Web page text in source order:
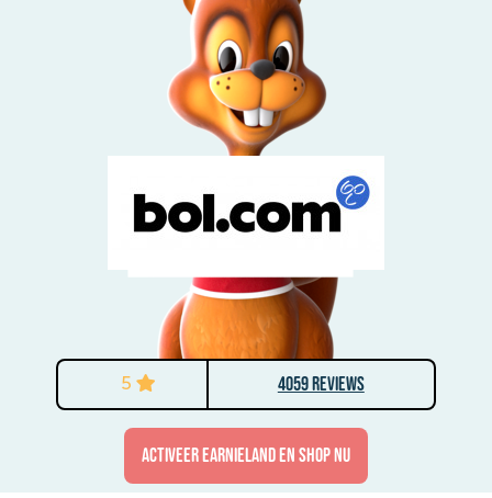
5 4059 Reviews
activeer Earnieland en shop nu